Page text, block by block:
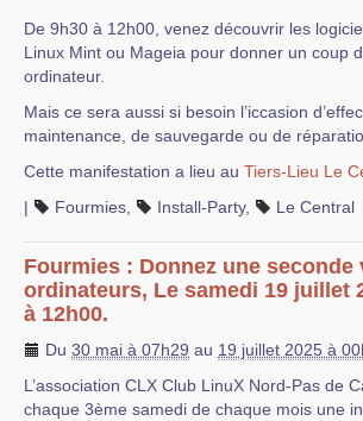
De 9h30 à 12h00, venez découvrir les
Linux Mint ou Mageia pour donner un coup
ordinateur.
Mais ce sera aussi si besoin l’iccasion
maintenance, de sauvegarde ou de
Cette manifestation a lieu au Tiers-Lieu Le
|
Fourmies Install-Party, Le Central
Fourmies : Donnez une seconde
ordinateurs, Le samedi 19 juillet
à 12h00.
Du 30 mai à 07h29 au 19 juillet 2025 à
L’association CLX Club LinuX Nord-Pas de
chaque 3ème samedi de chaque mois une